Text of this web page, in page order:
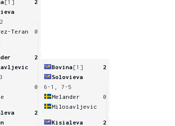
[1]
2
Teran
0
2
0
2
Bovina[1]
2
Solovieva
6-1, 7-5
Melander
0
Milosavljevic
Kisialeva
2